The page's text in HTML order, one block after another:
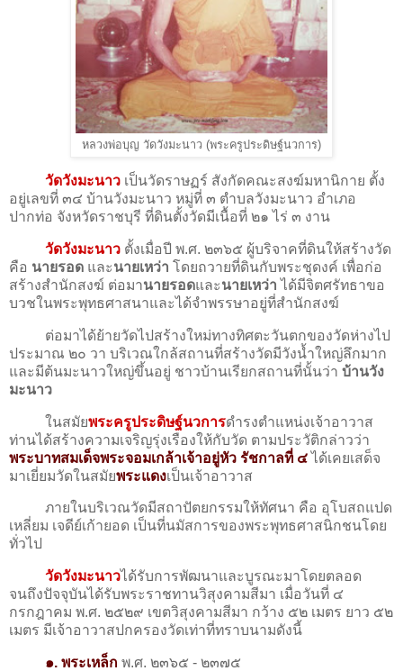
หลวงพ่อบุญ วัดวังมะนาว (พระครูประดิษฐ์นวการ)
วัดวังมะนาว เป็นวัดราษฏร์ สังกัดคณะสงฆ์มหานิกาย ตั้ง
อยู่เลขที่ ๓๔ บ้านวังมะนาว หมู่ที่ ๓ ตําบลวังมะนาว อําเภอ
ปากท่อ จังหวัดราชบุรี ที่ดินตั้งวัดมีเนื้อที่ ๒๑ ไร่ ๓ งาน
วัดวังมะนาว ตั้งเมื่อปี พ.ศ. ๒๓๖๕ ผู้บริจาคที่ดินให้สร้างวัด
คือ นายรอด และนายเหว่า โดยถวายที่ดินกับพระชุดงค์ เพื่อก่อ
สร้างสํานักสงฆ์ ต่อมานายรอดและนายเหว่า ได้มีจิตศรัทธาขอ
บวชในพระพุทธศาสนาและได้จําพรรษาอยู่ที่สํานักสงฆ์
ต่อมาได้ย้ายวัดไปสร้างใหม่ทางทิศตะวันตกของวัดห่างไป
ประมาณ ๒๐ วา บริเวณใกล้สถานที่สร้างวัดมีวังน้ำใหญ่ลึกมาก
และมีต้นมะนาวใหญ่ขึ้นอยู่ ชาวบ้านเรียกสถานที่นั้นว่า บ้านวัง
มะนาว
ในสมัยพระครูประดิษฐ์นวการดํารงตําแหน่งเจ้าอาวาส
ท่านได้สร้างความเจริญรุ่งเรืองให้กับวัด ตามประวัติกล่าวว่า
พระบาทสมเด็จพระจอมเกล้าเจ้าอยู่หัว รัชกาลที่ ๔ได้เคยเสด็จ
มาเยี่ยมวัดในสมัยพระแดงเป็นเจ้าอาวาส
ภายในบริเวณวัดมีสถาปัตยกรรมให้ทัศนา คือ อุโบสถแปด
เหลี่ยม เจดีย์เก้ายอด เป็นที่นมัสการของพระพุทธศาสนิกชนโดย
ทั่วไป
วัดวังมะนาวได้รับการพัฒนาและบูรณะมาโดยตลอด
จนถึงปัจจุบันได้รับพระราชทานวิสุงคามสีมา เมื่อวันที่ ๔
กรกฎาคม พ.ศ. ๒๕๒๙ เขตวิสุงคามสีมา กว้าง ๕๒ เมตร ยาว ๕๒
เมตร มีเจ้าอาวาสปกครองวัดเท่าที่ทราบนามดังนี้
๑. พระเหล็ก พ.ศ. ๒๓๖๕ - ๒๓๗๕